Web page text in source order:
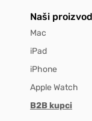
Naši
Mac
iPad
iPhone
Apple Watch
B2B kupci